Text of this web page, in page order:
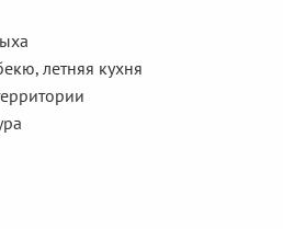
летняя кухня